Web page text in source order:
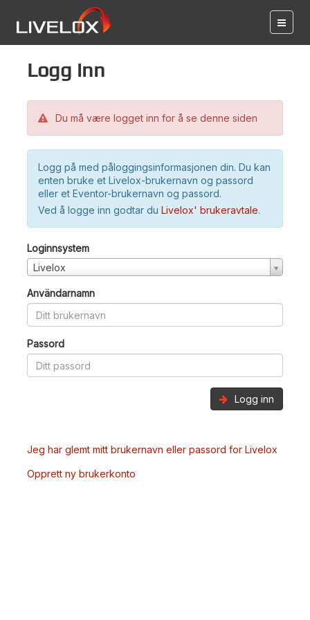
Logg inn
Du må være logget inn for å se denne siden
Logg på med påloggingsinformasjonen din. Du kan
enten bruke et Livelox-brukernavn og passord
eller et Eventor-brukernavn og passord.
Ved å logge inn godtar du Livelox' brukeravtale.
Loginnsystem
Livelox
Användarnamn
Passord
Logg inn
Jeg har glemt mitt brukernavn eller passord for Livelox
Opprett ny brukerkonto